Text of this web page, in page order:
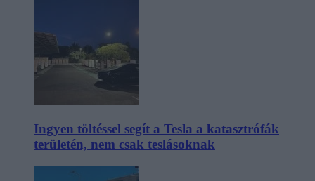
Ingyen töltéssel segít a Tesla a katasztrófák
területén, nem csak teslásoknak